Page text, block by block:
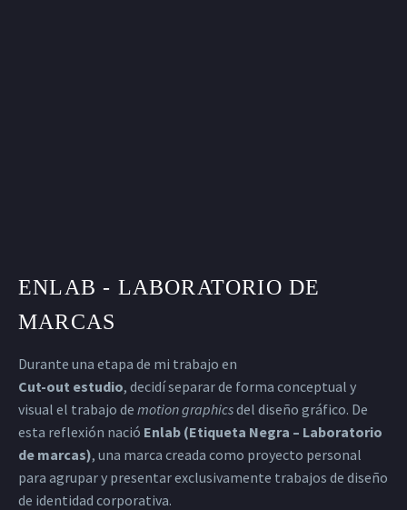
ENLAB - LABORATORIO DE
MARCAS
Durante una etapa de mi trabajo en
Cut-out estudio, decidí separar de forma conceptual y
visual el trabajo de motion graphicsdel diseño gráfico. De
esta reflexión nació Enlab (Etiqueta Negra – Laboratorio
de marcas), una marca creada como proyecto personal
para agrupar y presentar exclusivamente trabajos de diseño
de identidad corporativa.